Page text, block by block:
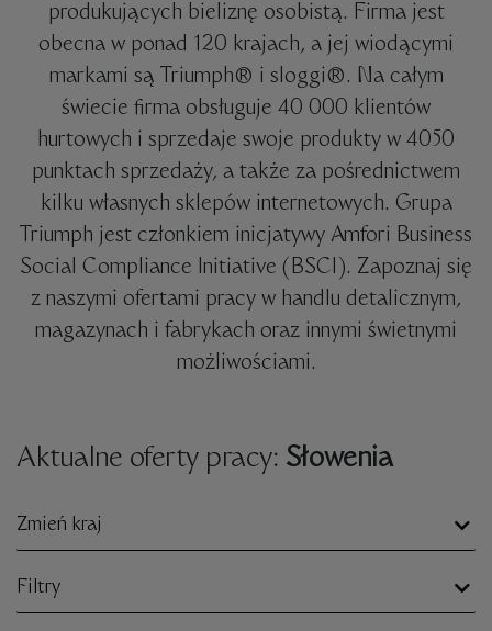
produkujących bieliznę osobistą. Firma jest
obecna w ponad 120 krajach, a jej wiodącymi
markami są Triumph® i sloggi®. Na całym
świecie firma obsługuje 40 000 klientów
hurtowych i sprzedaje swoje produkty w 4050
punktach sprzedaży, a także za pośrednictwem
kilku własnych sklepów internetowych. Grupa
Triumph jest członkiem inicjatywy Amfori Business
Social Compliance Initiative (BSCI). Zapoznaj się
z naszymi ofertami pracy w handlu detalicznym,
magazynach i fabrykach oraz innymi świetnymi
możliwościami.
Aktualne oferty pracy: Słowenia
Zmień kraj
Filtry